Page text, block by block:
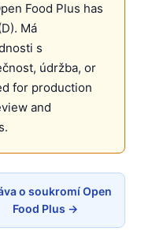
Food Plus has
Má
s
údržba, or
for production
and
o soukromí Open
Food Plus →